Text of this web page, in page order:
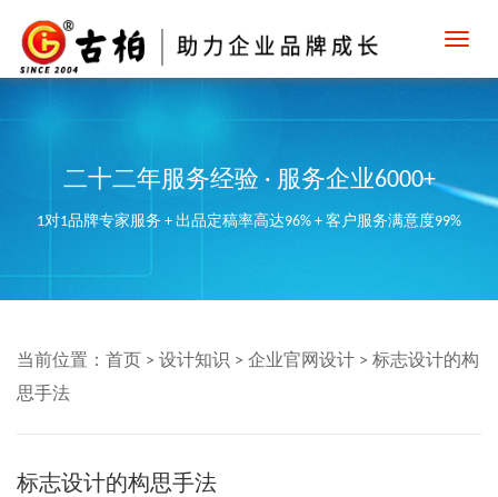
二十二年服务经验 · 服务企业6000+
1对1品牌专家服务 + 出品定稿率高达96% + 客户服务满意度99%
当前位置： 首页 > 设计知识 > 企业官网设计 > 标志设计的构
思手法
标志设计的构思手法